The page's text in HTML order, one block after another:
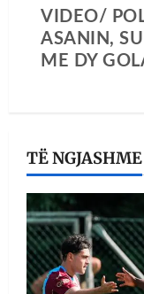
VIDEO/
ASANIN,
ME DY
TË NGJASHME